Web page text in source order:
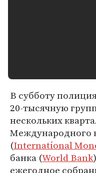
В субботу
20-тысячную
нескольких
Международного
(International
банка (World Bank
ежегодное